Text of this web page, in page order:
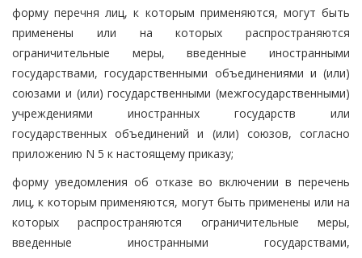
форму перечня лиц, к которым применяются, могут быть
применены или на которых распространяются
ограничительные меры, введенные иностранными
государствами, государственными объединениями и (или)
союзами и (или) государственными (межгосударственными)
учреждениями иностранных государств или
государственных объединений и (или) союзов, согласно
приложению N 5 к настоящему приказу;
форму уведомления об отказе во включении в перечень
лиц, к которым применяются, могут быть применены или на
которых распространяются ограничительные меры,
введенные иностранными государствами,